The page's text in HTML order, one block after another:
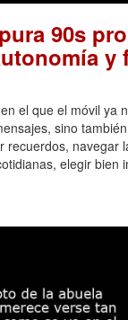
90s
y
el que el móvil ya
sino
recuerdos, navegar
elegir bien